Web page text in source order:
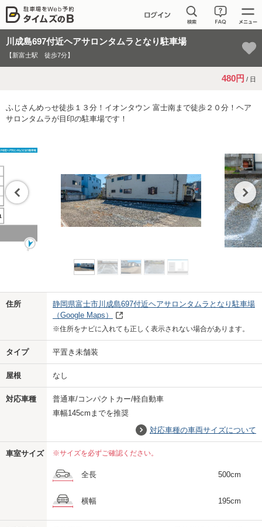
川成島697付近ヘアサロンタムラとなり駐車場
【新富士駅 徒歩7分】
480円 / 日
ふじさんめっせ徒歩１３分！イオンタウン 富士南まで徒歩２０分！ヘア
サロンタムラが目印の駐車場です！
Previo Next
住所
静岡県富士市川成島697付近ヘアサロンタムラとなり駐車場
（Google Maps）
※住所をナビに入れても正しく表示されない場合があります。
タイプ 平置き未舗装
屋根 なし
対応車種
普通車/コンパクトカー/軽自動車
車幅145cmまでを推奨
対応車種の車両サイズについて
車室サイズ ※サイズを必ずご確認ください。
全長 500cm
横幅 195cm